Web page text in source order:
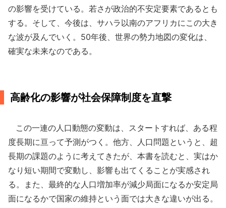
の影響を受けている。若さが政治的不安定要素であるとも
する。そして、今後は、サハラ以南のアフリカにこの大き
な波が及んでいく。50年後、世界の勢力地図の変化は、
確実な未来なのである。
高齢化の影響が社会保障制度を直撃
この一連の人口動態の変動は、スタートすれば、ある程
度長期に亘って予測がつく。他方、人口問題というと、超
長期の課題のように考えてきたが、本書を読むと、実はか
なり短い期間で変動し、影響も出てくることが実感され
る。また、最終的な人口増加率が減少局面になるか安定局
面になるかで国家の維持という面では大きな違いが出る。